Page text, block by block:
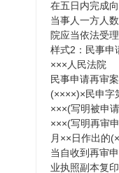
在五日内完成
当事人一方人
院应当依法受
样式2：民事申
×××人民法院
民事申请再审
(××××)×民申字
×××(写明被申
×××(写明再审
月××日作出的
当自收到再审
业执照副本复